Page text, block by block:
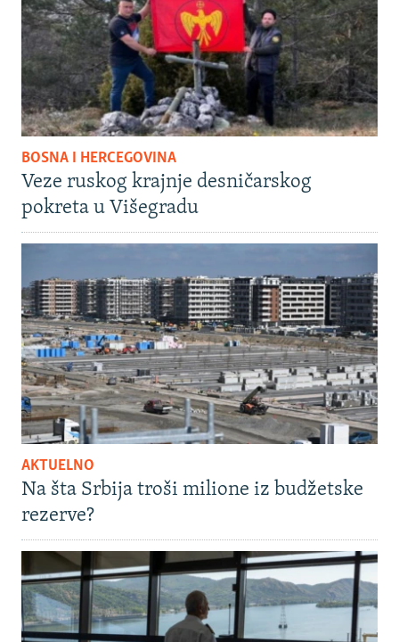
BOSNA I HERCEGOVINA
Veze ruskog krajnje desničarskog
pokreta u Višegradu
AKTUELNO
Na šta Srbija troši milione iz budžetske
rezerve?